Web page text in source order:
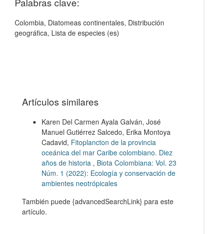
Colombia, Diatomeas continentales, Distribución
geográfica, Lista de especies (es)
Artículos similares
Karen Del Carmen Ayala Galván, José
Manuel Gutiérrez Salcedo, Erika Montoya
Cadavid, Fitoplancton de la provincia
oceánica del mar Caribe colombiano. Diez
años de historia , Biota Colombiana: Vol. 23
Núm. 1 (2022): Ecología y conservación de
ambientes neotrópicales
También puede {advancedSearchLink} para este
artículo.